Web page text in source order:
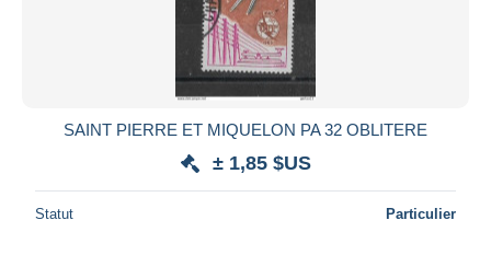
Virement bancaire
Mastercard
iDeal
SAINT PIERRE ET MIQUELON PA 32 OBLITERE
± 1,85 $US
Statut Particulier